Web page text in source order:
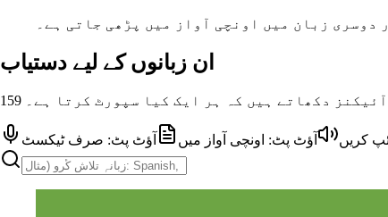
زبان میں اونچی آواز میں پڑھی جاتی ہے۔
ان زبانوں کے لیے دستیاب
آئیکنز دکھاتے ہیں کہ ہر ایک کیا سپورٹ کرتا ہے۔
کریں آؤٹ پٹ: اونچی آواز میں آؤٹ پٹ: صرف ٹیکسٹ